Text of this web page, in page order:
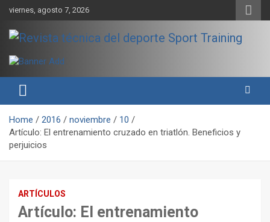
Skip
content
viernes, agosto 7, 2026
Revista técnica del deporte
Sport Training
rendimiento, nutrición y entrenamiento.
Home 2016 noviembre
10
Artículo: El entrenamiento cruzado en triatlón. Beneficios y
perjuicios
ARTÍCULOS
Artículo: El entrenamiento